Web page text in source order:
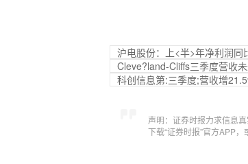
沪电股份：上<半>年净利润同
Cleve?land-Cliffs三季度营收
科创信息第:三季度;营收增
声明：证券时报力求信息
下载“证券时报”官方APP